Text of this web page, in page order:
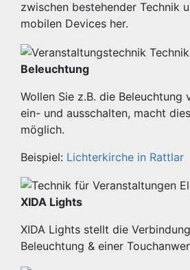
zwischen bestehender Technik
mobilen Devices her.
Beleuchtung
Wollen Sie z.B. die Beleuchtung
ein- und ausschalten, macht
möglich.
Beispiel: Lichterkirche in Rattlar
XIDA Lights
XIDA Lights stellt die
Beleuchtung & einer